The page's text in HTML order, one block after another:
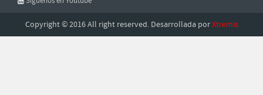
Copyright © 2016 All right reserved. Desarrollada porXtremis